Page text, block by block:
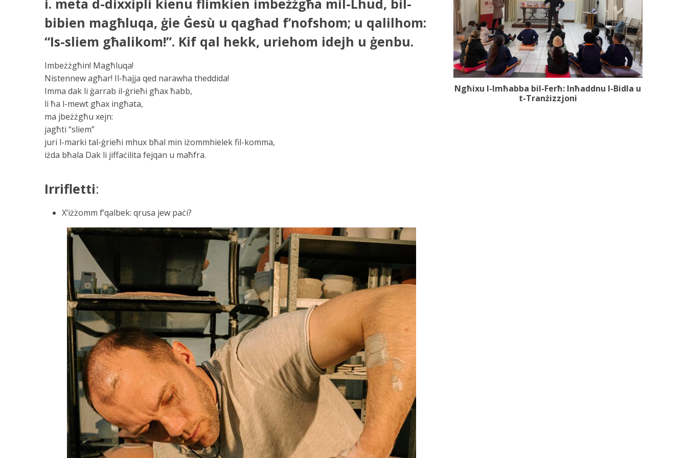
i. meta d-dixxipli kienu flimkien imbeżżgħa mil-Lhud, bil-
bibien magħluqa, ġie Ġesù u qagħad f’nofshom; u qalilhom:
“Is-sliem għalikom!”. Kif qal hekk, uriehom idejh u ġenbu.
Imbeżżgħin! Magħluqa!
Nistennew agħar! Il-ħajja qed narawha theddida!
Imma dak li ġarrab il-ġrieħi għax ħabb,
li ħa l-mewt għax ingħata,
ma jbeżżgħu xejn:
jagħti “sliem”
juri l-marki tal-ġrieħi mhux bħal min iżommhielek fil-komma,
iżda bħala Dak li jiffaċilita fejqan u maħfra.
Irrifletti:
X’iżżomm f’qalbek: qrusa jew paċi?
Ngħixu l-Imħabba bil-Ferħ: Inħaddnu l-Bidla u
t-Tranżizzjoni